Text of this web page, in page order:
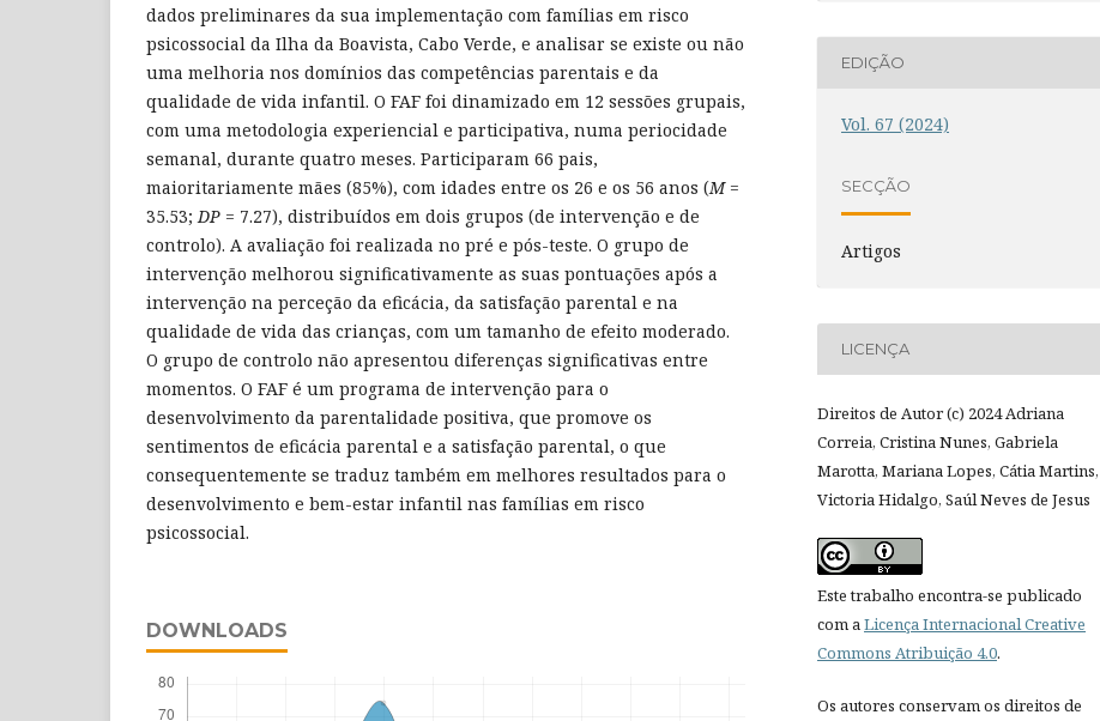
dados preliminares da sua implementação com famílias em risco
psicossocial da Ilha da Boavista, Cabo Verde, e analisar se existe ou não
uma melhoria nos domínios das competências parentais e da
qualidade de vida infantil. O FAF foi dinamizado em 12 sessões grupais,
com uma metodologia experiencial e participativa, numa periocidade
semanal, durante quatro meses. Participaram 66 pais,
maioritariamente mães (85%), com idades entre os 26 e os 56 anos (M =
35.53;DP = 7.27), distribuídos em dois grupos (de intervenção e de
controlo). A avaliação foi realizada no pré e pós-teste. O grupo de
intervenção melhorou significativamente as suas pontuações após a
intervenção na perceção da eficácia, da satisfação parental e na
qualidade de vida das crianças, com um tamanho de efeito moderado.
O grupo de controlo não apresentou diferenças significativas entre
momentos. O FAF é um programa de intervenção para o
desenvolvimento da parentalidade positiva, que promove os
sentimentos de eficácia parental e a satisfação parental, o que
consequentemente se traduz também em melhores resultados para o
desenvolvimento e bem-estar infantil nas famílias em risco
psicossocial.
DOWNLOADS
EDIÇÃO
Vol. 67 (2024)
SECÇÃO
Artigos
LICENÇA
Direitos de Autor (c) 2024 Adriana
Correia, Cristina Nunes, Gabriela
Marotta, Mariana Lopes, Cátia Martins,
Victoria Hidalgo, Saúl Neves de Jesus
Este trabalho encontra-se publicado
com aLicença Internacional Creative
Commons Atribuição 4.0.
Os autores conservam os direitos de